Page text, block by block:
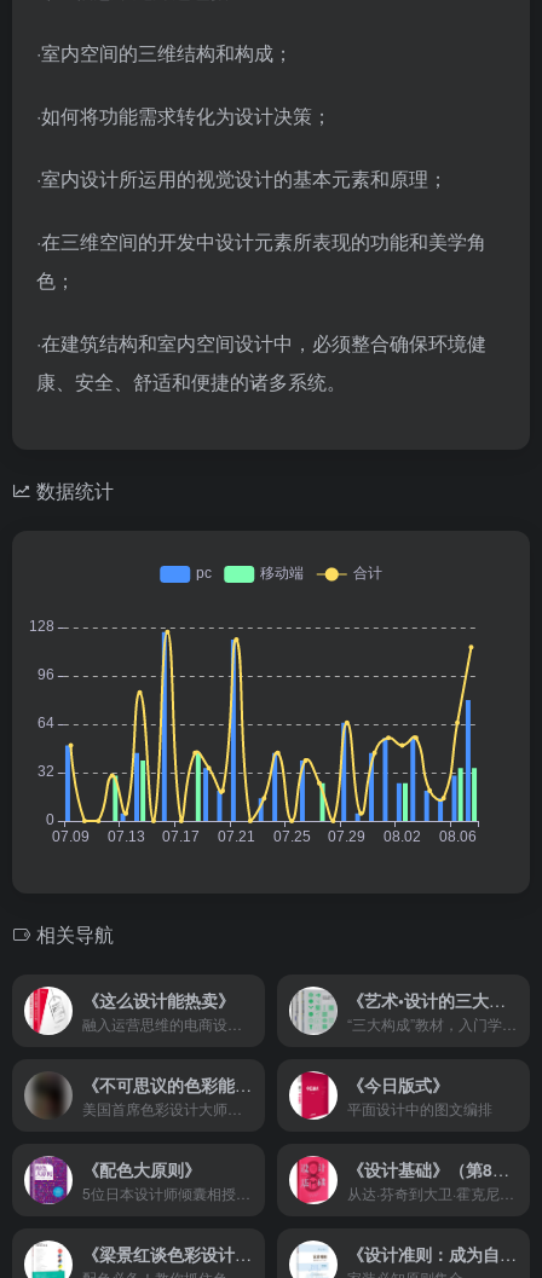
·室内空间的三维结构和构成；
·如何将功能需求转化为设计决策；
·室内设计所运用的视觉设计的基本元素和原理；
·在三维空间的开发中设计元素所表现的功能和美学角
色；
·在建筑结构和室内空间设计中，必须整合确保环境健
康、安全、舒适和便捷的诸多系统。
数据统计
相关导航
《这么设计能热卖》 《艺术•设计的三大构成》
《不可思议的色彩能量书》 《今日版式》
平面设计中的图文编排
《配色大原则》 《设计基础》（第8版）
《梁景红谈色彩设计法则》 《设计准则：成为自己的室内设计师》